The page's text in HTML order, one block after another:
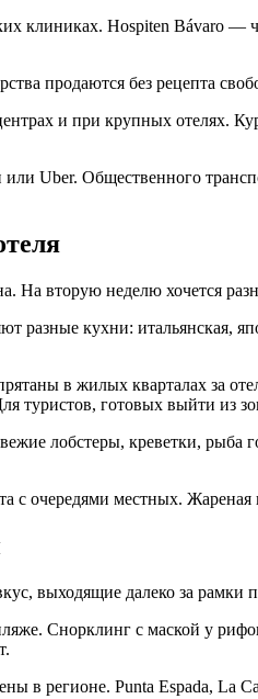
клиниках. Hospiten Bávaro —
продаются без рецепта
и при крупных отелях.
Uber. Общественного
На вторую неделю хочется
разные кухни:
в жилых кварталах за
туристов, готовых выйти из
лобстеры, креветки, рыба
с очередями местных.
выходящие далеко за рамки
Снорклинг с маской у
в регионе. Punta Espada,